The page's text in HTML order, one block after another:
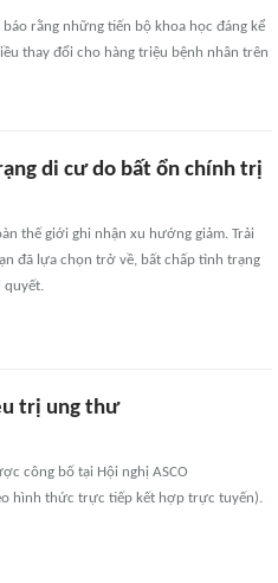
rằng những tiến bộ khoa học đáng kể
thay đổi cho hàng triệu bệnh nhân trên
di cư do bất ổn chính trị
thế giới ghi nhận xu hướng giảm. Trải
đã lựa chọn trở về, bất chấp tình trạng
quyết.
trị ung thư
công bố tại Hội nghị ASCO
hình thức trực tiếp kết hợp trực tuyến).